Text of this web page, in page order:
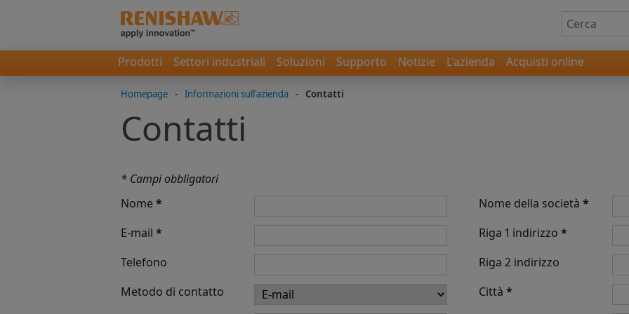
Prodotti Settori industriali Soluzioni Supporto Notizie L'azienda Acquisti online
Homepage - Informazioni sull'azienda - Contatti
Contatti
* Campi obbligatori
Nome*
E-mail *
Telefono
Metodo di contatto
Nome della società *
Riga 1 indirizzo *
Riga 2 indirizzo
Città *